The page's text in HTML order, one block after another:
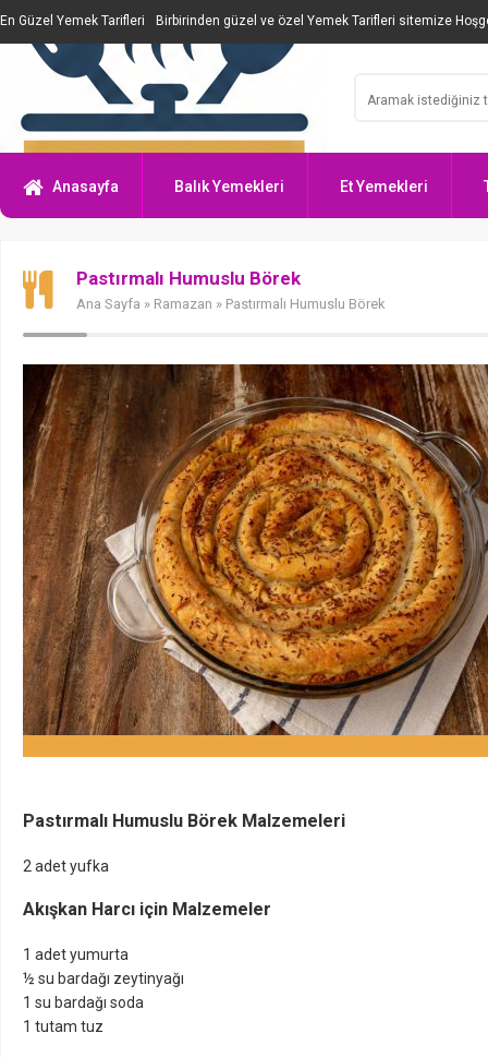
En Güzel Yemek Tarifleri Birbirinden güzel ve özel Yemek Tarifleri sitemize
Anasayfa Balık Yemekleri Et Yemekleri
Pastırmalı Humuslu Börek
Ana Sayfa » Ramazan » Pastırmalı Humuslu Börek
Pastırmalı Humuslu Börek Malzemeleri
2 adet yufka
Akışkan Harcı için Malzemeler
1 adet yumurta
½ su bardağı zeytinyağı
1 su bardağı soda
1 tutam tuz